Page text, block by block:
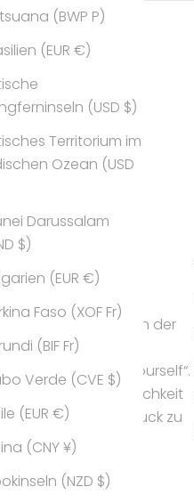
(BWP P)
(EUR €)
(USD $)
Territorium im
Ozean (USD
Darussalam
$)
(EUR €)
Faso (XOF Fr)
(BIF Fr)
Verde (CVE $)
(EUR €)
(CNY ¥)
(NZD $)
gilt als Geheimtipp in der
Branche und
die Idee „express yourself“.
Frauen ihrer Persönlichkeit
und Ausdruck zu